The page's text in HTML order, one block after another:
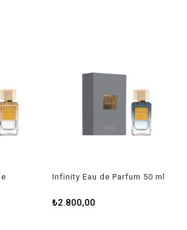
Infinity Eau de Parfum 50 ml
₺2.800,00